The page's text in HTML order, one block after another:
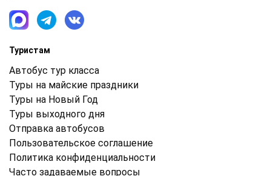
Туристам
Автобус тур класса
Туры на майские праздники
Туры на Новый Год
Туры выходного дня
Отправка автобусов
Пользовательское соглашение
Политика конфиденциальности
Часто задаваемые вопросы